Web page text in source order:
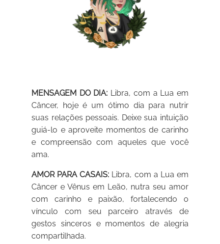
MENSAGEM DO DIA: Libra, com a Lua em
Câncer, hoje é um ótimo dia para nutrir
suas relações pessoais. Deixe sua intuição
guiá-lo e aproveite momentos de carinho
e compreensão com aqueles que você
ama.
AMOR PARA CASAIS: Libra, com a Lua em
Câncer e Vênus em Leão, nutra seu amor
com carinho e paixão, fortalecendo o
vínculo com seu parceiro através de
gestos sinceros e momentos de alegria
compartilhada.